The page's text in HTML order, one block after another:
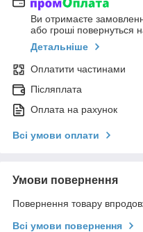
Ви отримаєте
або гроші повернуться
Детальніше
Оплатити частинами
Післяплата
Оплата на рахунок
Всі умови оплати
Умови повернення
Повернення товару
Всі умови повернення